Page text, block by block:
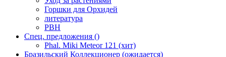
Горшки для Орхидей
литература
РВН
Спец. предложения ()
Phal. Miki Meteor 121 (хит)
Бразильский Коллекционер (ожидается)